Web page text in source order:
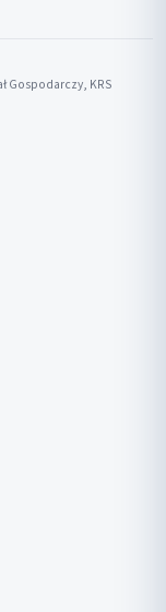
Gospodarczy, KRS